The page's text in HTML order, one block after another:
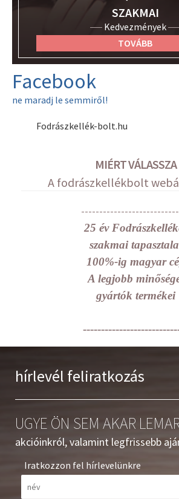
SZAKMAI
Kedvezmények
TOVÁBB
Facebook
ne maradj le semmiről!
Fodrászkellék-bolt.hu
MIÉRT VÁLASSZA
A fodrászkellékbolt
25 év
szakmai
100%-ig magyar
A legjobb
gyártók termékei
hírlevél feliratkozás
UGYE ÖN SEM AKAR
akcióinkról, valamint legfrissebb
Iratkozzon fel hírlevelünkre